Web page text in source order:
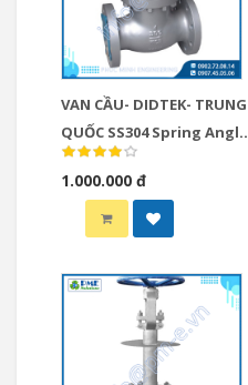
VAN CẦU- DIDTEK- TRUNG
QUỐC SS304 Spring Angle
Globe Check Valve
1.000.000 đ